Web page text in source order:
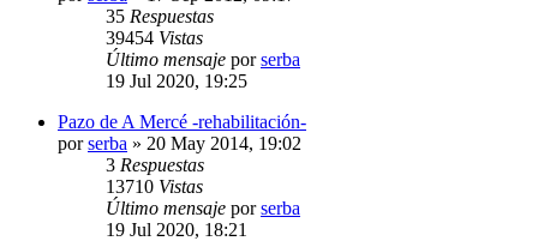
35 Respuestas
39454 Vistas
Último mensaje porserba
19 Jul 2020, 19:25
Pazo de A Mercé -rehabilitación-
porserba » 20 May 2014, 19:02
3 Respuestas
13710 Vistas
Último mensaje porserba
19 Jul 2020, 18:21